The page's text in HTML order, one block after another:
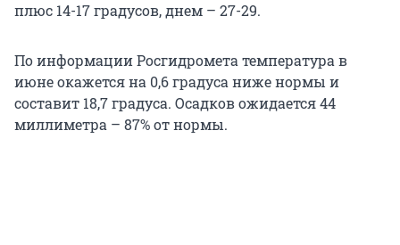
плюс 14-17 градусов, днем – 27-29.
По информации Росгидромета температура в
июне окажется на 0,6 градуса ниже нормы и
составит 18,7 градуса. Осадков ожидается 44
миллиметра – 87% от нормы.